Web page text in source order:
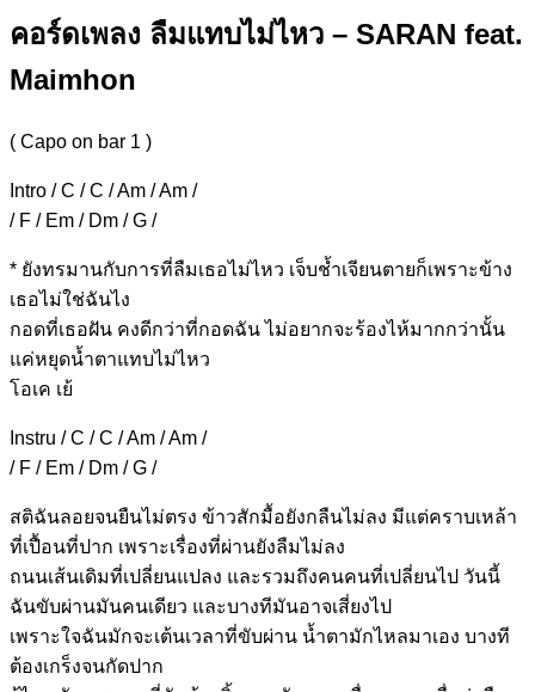
คอร์ดเพลง ลืมแทบไม่ไหว – SARAN feat.
Maimhon
( Capo on bar 1 )
Intro / C / C / Am / Am /
/ F / Em / Dm / G /
* ยังทรมานกับการที่ลืมเธอไม่ไหว เจ็บช้ำเจียนตายก็เพราะข้าง
เธอไม่ใช่ฉันไง
กอดที่เธอฝัน คงดีกว่าที่กอดฉัน ไม่อยากจะร้องไห้มากกว่านั้น
แค่หยุดน้ำตาแทบไม่ไหว
โอเค เย้
Instru / C / C / Am / Am /
/ F / Em / Dm / G /
สติฉันลอยจนยืนไม่ตรง ข้าวสักมื้อยังกลืนไม่ลง มีแต่คราบเหล้า
ที่เปื้อนที่ปาก เพราะเรื่องที่ผ่านยังลืมไม่ลง
ถนนเส้นเดิมที่เปลี่ยนแปลง และรวมถึงคนคนที่เปลี่ยนไป วันนี้
ฉันขับผ่านมันคนเดียว และบางทีมันอาจเสี่ยงไป
เพราะใจฉันมักจะเต้นเวลาที่ขับผ่าน น้ำตามักไหลมาเอง บางที
ต้องเกร็งจนกัดปาก